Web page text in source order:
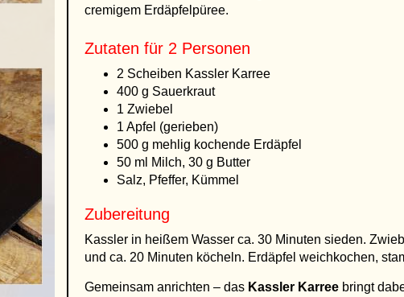
cremigem Erdäpfelpüree.
Zutaten für 2 Personen
2 Scheiben Kassler Karree
400 g Sauerkraut
1 Zwiebel
1 Apfel (gerieben)
500 g mehlig kochende Erdäpfel
50 ml Milch, 30 g Butter
Salz, Pfeffer, Kümmel
Zubereitung
Kassler in heißem Wasser ca. 30 Minuten sieden.
und ca. 20 Minuten köcheln. Erdäpfel weichkochen,
Gemeinsam anrichten – das Kassler Karree bringt